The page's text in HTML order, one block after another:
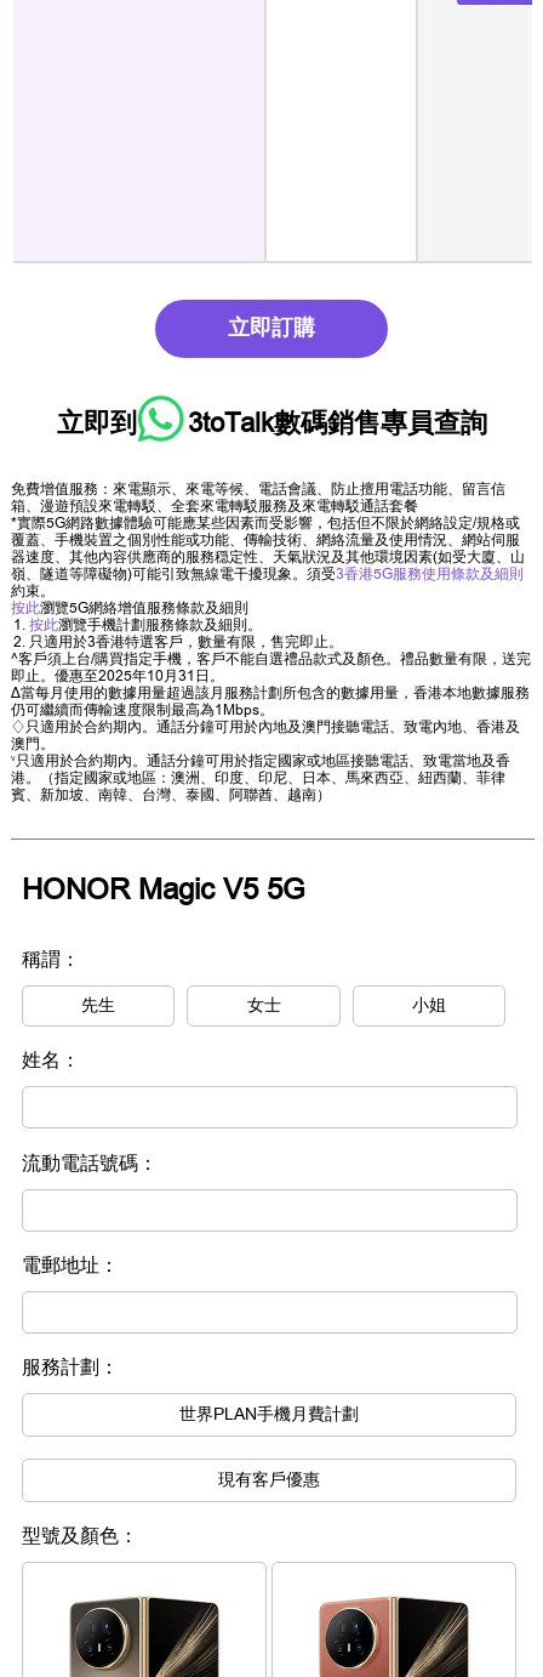
立即訂購
立即到 3toTalk數碼銷售專員查詢
免費增值服務：來電顯示、來電等候、電話會議、防止擅用電話功能、留言信
箱、漫遊預設來電轉駁、全套來電轉駁服務及來電轉駁通話套餐
*實際5G網路數據體驗可能應某些因素而受影響，包括但不限於網絡設定/規格或
覆蓋、手機裝置之個別性能或功能、傳輸技術、網絡流量及使用情況、網站伺服
器速度、其他內容供應商的服務穏定性、天氣狀況及其他環境因素(如受大廈、山
嶺、隧道等障礙物)可能引致無線電干擾現象。須受3香港5G服務使用條款及細則
約束。
按此瀏覽5G網絡增值服務條款及細則
按此瀏覽手機計劃服務條款及細則。
只適用於3香港特選客戶，數量有限，售完即止。
^客戶須上台/購買指定手機，客戶不能自選禮品款式及顏色。禮品數量有限，送完
即止。優惠至2025年10月31日。
∆當每月使用的數據用量超過該月服務計劃所包含的數據用量，香港本地數據服務
仍可繼續而傳輸速度限制最高為1Mbps。
♢只適用於合約期內。通話分鐘可用於內地及澳門接聽電話、致電內地、香港及
澳門。
˅只適用於合約期內。通話分鐘可用於指定國家或地區接聽電話、致電當地及香
港。（指定國家或地區：澳洲、印度、印尼、日本、馬來西亞、紐西蘭、菲律
賓、新加坡、南韓、台灣、泰國、阿聯酋、越南）
HONOR Magic V5 5G
稱謂：
先生 女士 小姐
姓名：
流動電話號碼：
電郵地址：
服務計劃：
世界PLAN手機月費計劃
現有客戶優惠
型號及顏色：